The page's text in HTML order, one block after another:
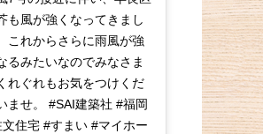
も風が強くなってきまし
これからさらに雨風が強
るみたいなのでみなさま
れぐれもお気をつけくだ
ませ。 #SAI建築社 #福岡
文住宅 #すまい #マイホー